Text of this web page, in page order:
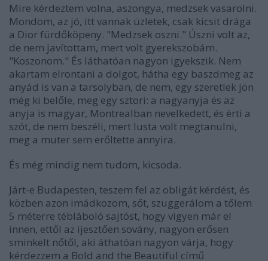
Mire kérdeztem volna, aszongya, medzsek vasarolni.
Mondom, az jó, itt vannak üzletek, csak kicsit drága
a Dior fürdőköpeny. "Medzsek oszni." Úszni volt az,
de nem javítottam, mert volt gyerekszobám.
"Koszonom." És láthatóan nagyon igyekszik. Nem
akartam elrontani a dolgot, hátha egy baszdmeg az
anyád is van a tarsolyban, de nem, egy szeretlek jön
még ki belőle, meg egy sztori: a nagyanyja és az
anyja is magyar, Montrealban nevelkedett, és érti a
szót, de nem beszéli, mert lusta volt megtanulni,
meg a muter sem erőltette annyira.
És még mindig nem tudom, kicsoda.
Járt-e Budapesten, teszem fel az obligát kérdést, és
közben azon imádkozom, sőt, szuggerálom a tőlem
5 méterre tébláboló sajtóst, hogy vigyen már el
innen, ettől az ijesztően sovány, nagyon erősen
sminkelt nőtől, aki áthatóan nagyon várja, hogy
kérdezzem a Bold and the Beautiful című